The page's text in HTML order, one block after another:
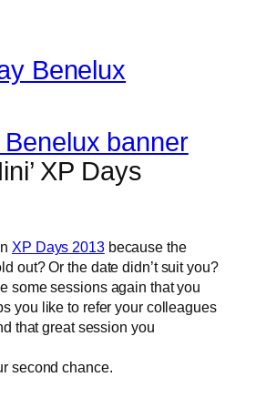
Benelux
XP Days
XP Days 2013because the
out? Or the date didn’t suit you?
some sessions again that you
you like to refer your colleagues
that great session you
second chance.